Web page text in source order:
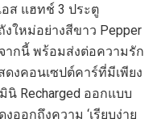
ส แฮทช์ 3 ประตู
ใหม่อย่างสีขาว Pepper
ากนี้ พร้อมส่งต่อความรัก
งคอนเซปต์คาร์ที่มีเพียง
นิ Recharged ออกแบบ
งออกถึงความ ‘เรียบง่าย